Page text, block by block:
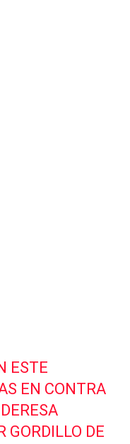
ESTE
EN CONTRA
GORDILLO DE